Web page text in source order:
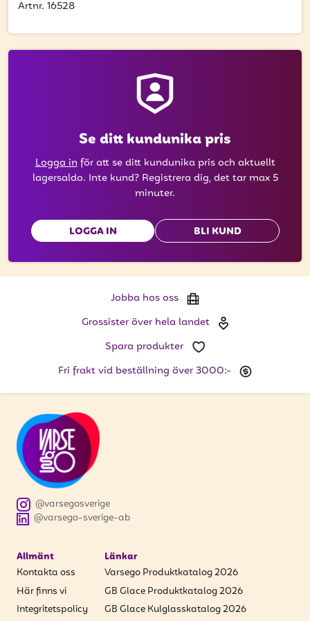
PRENUMERERA
Artnr. 16528
Se ditt kundunika pris
Logga inför att se ditt kundunika pris och aktuellt
lagersaldo. Inte kund? Registrera dig, det tar max 5
minuter.
LOGGA IN BLI KUND
Jobba hos oss
Grossister över hela landet
Spara produkter
Fri frakt vid beställning över 3000:-
@varsego-sverige-ab
@varsegosverige
Allmänt
Kontakta oss
Här finns vi
Integritetspolicy
Länkar
Varsego Produktkatalog 2026
GB Glace Produktkatalog 2026
GB Glace Kulglasskatalog 2026